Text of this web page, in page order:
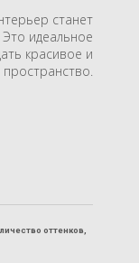
станет
идеальное
красивое и
пространство.
оттенков,